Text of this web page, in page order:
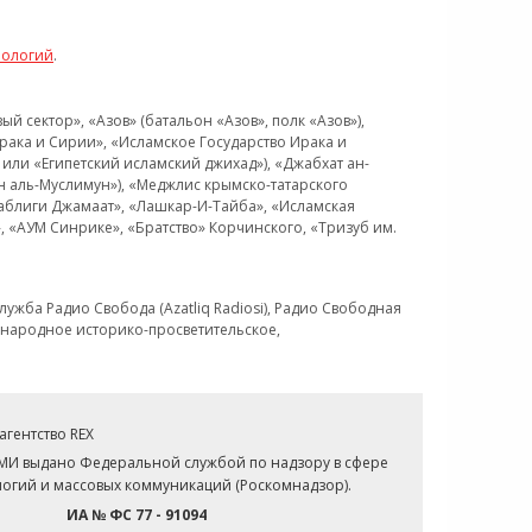
.
«Азов» (батальон «Азов», полк «Азов»),
и Сирии», «Исламское Государство Ирака и
«Египетский исламский джихад»), «Джабхат ан-
Муслимун»), «Меджлис крымско-татарского
Джамаат», «Лашкар-И-Тайба», «Исламская
Синрике», «Братство» Корчинского, «Тризуб им.
Радио Свобода (Azatliq Radiosi), Радио Свободная
историко-просветительское,
REX
выдано Федеральной службой по надзору в сфере
и массовых коммуникаций (Роскомнадзор).
ИА № ФС 77 - 91094